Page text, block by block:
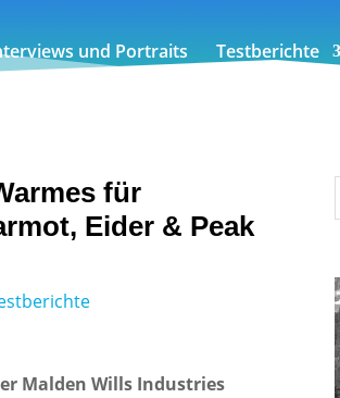
und Portraits Testberichte
für
Eider & Peak
Malden Wills Industries